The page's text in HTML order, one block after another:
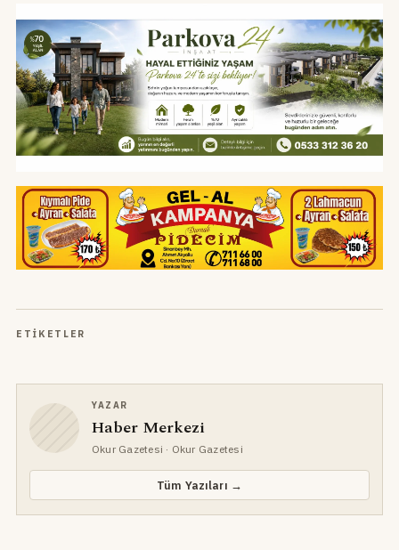
ETIKETLER
YAZAR
Haber Merkezi
Okur Gazetesi · Okur Gazetesi
Tüm Yazıları →